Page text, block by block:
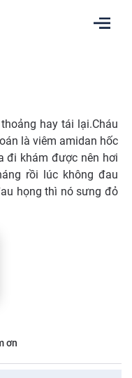
hay tái lại.Cháu
là viêm amidan hốc
đi khám được nên hơi
rồi lúc không đau
họng thì nó sưng đỏ
ơn